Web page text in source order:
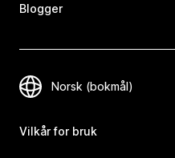
Blogger
Vilkår for bruk